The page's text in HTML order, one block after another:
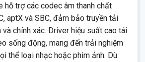
hỗ trợ các codec âm thanh chất
aptX và SBC, đảm bảo truyền tải
chính xác. Driver hiệu suất cao tái
sống động, mang đến trải nghiệm
thể loại nhạc hoặc phim ảnh. Dù